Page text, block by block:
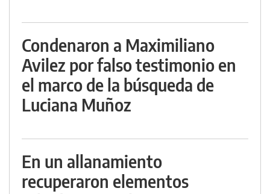
Condenaron a Maximiliano
Avilez por falso testimonio en
el marco de la búsqueda de
Luciana Muñoz
En un allanamiento
recuperaron elementos